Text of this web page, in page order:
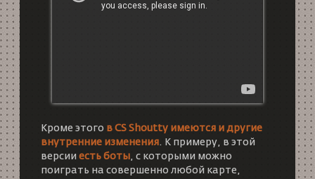
Кроме этого в CS Shoutty имеются и другие
внутренние изменения. К примеру, в этой
версии есть боты, с которыми можно
поиграть на совершенно любой карте,